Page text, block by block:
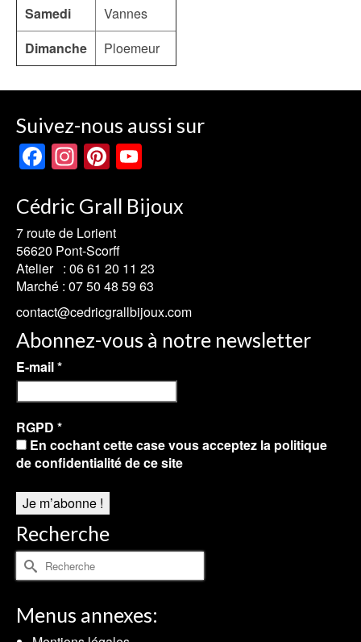
Samedi
Vannes
Dimanche
Ploemeur
Suivez-nous aussi sur
Facebook
Instagram
Pinterest
Cédric Grall Bijoux
7 route de Lorient
56620 Pont-Scorff
Atelier : 06 61 20 11 23
Marché : 07 50 48 59 63
contact@cedricgrallbijoux.com
Abonnez-vous à notre newsletter
E-mail*
RGPD *
En cochant cette case vous acceptez la politique
de confidentialité de ce site
Recherche
Rechercher :
Menus annexes: